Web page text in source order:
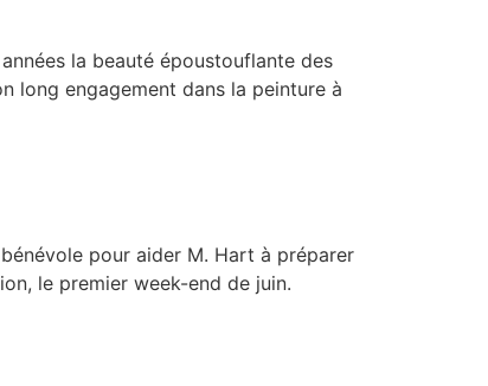
la beauté époustouflante des
long engagement dans la peinture à
pour aider M. Hart à préparer
le premier week-end de juin.